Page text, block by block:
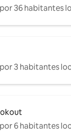
36 habitantes
3 habitantes
6 habitantes